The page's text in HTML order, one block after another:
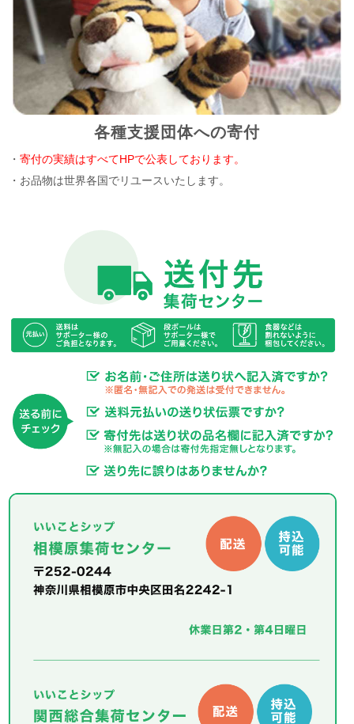
各種支援団体への寄付
寄付の実績はすべてHPで公表しております。
・お品物は世界各国でリユースいたします。